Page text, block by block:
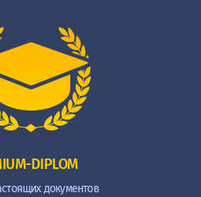
DIPLOM
документов